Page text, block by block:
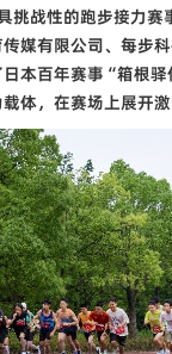
挑战性的跑步接力赛
媒有限公司、每步
本百年赛事“箱根驿
体，在赛场上展开激